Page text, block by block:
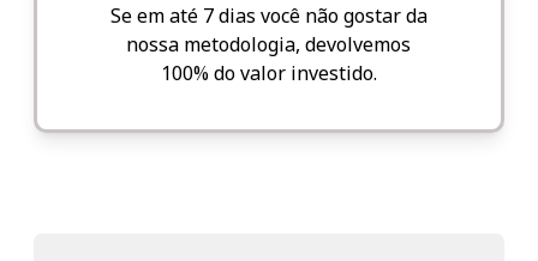
Se em até 7 dias você não gostar da
nossa metodologia, devolvemos
100% do valor investido.